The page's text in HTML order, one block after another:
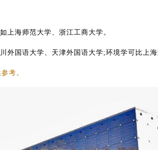
上海师范大学、浙江工商大学。
外国语大学、天津外国语大学;环境学可比上海
考。